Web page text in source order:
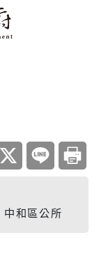
中和區公所